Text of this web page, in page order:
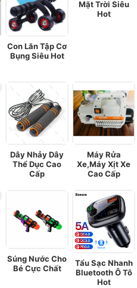
Con Lăn Tập Cơ
Bụng Siêu Hot
Mặt Trời Siêu
Hot
Dây Nhảy Dây
Thể Dục Cao
Cấp
Máy Rửa
Xe,Máy Xịt Xe
Cao Cấp
Súng Nước Cho
Bé Cực Chất
Tẩu Sạc Nhanh
Bluetooth Ô Tô
Hot